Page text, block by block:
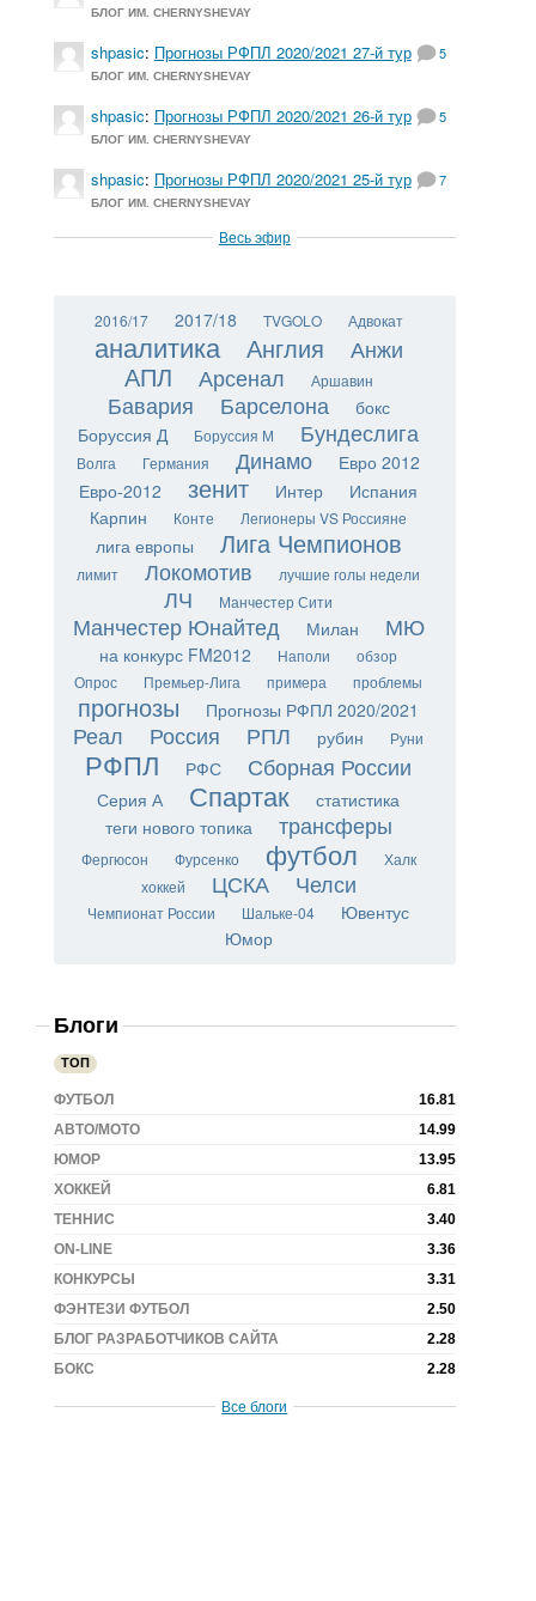
БЛОГ ИМ. CHERNYSHEVAY
shpasic: Прогнозы РФПЛ 2020/2021 27-й тур 5
БЛОГ ИМ. CHERNYSHEVAY
shpasic: Прогнозы РФПЛ 2020/2021 26-й тур 5
БЛОГ ИМ. CHERNYSHEVAY
shpasic: Прогнозы РФПЛ 2020/2021 25-й тур 7
БЛОГ ИМ. CHERNYSHEVAY
Весь эфир
2016/17 2017/18 TVGOLO Адвокат
аналитика Англия Анжи
АПЛ Арсенал Аршавин
Бавария Барселона
бокс
Боруссия Д
Боруссия М Бундеслига
Волга Германия Динамо
Евро 2012
Евро-2012
зенит Интер
Испания
Карпин
Конте Легионеры VS Россияне
лига европы Лига Чемпионов
лимит Локомотив лучшие голы недели
ЛЧ Манчестер Сити
Манчестер Юнайтед Милан МЮ
на конкурс FM2012 Наполи
обзор
Опрос
Премьер-Лига примера проблемы
прогнозы Прогнозы РФПЛ 2020/2021
Реал Россия РПЛ рубин Руни
РФПЛ РФС Сборная России
Серия А Спартак
статистика
теги нового топика
трансферы
Фергюсон Фурсенко футбол
Халк
хоккей
ЦСКА Челси
Чемпионат России Шальке-04
Ювентус
Юмор
Блоги
ТОП
16.81
ФУТБОЛ
14.99
АВТО/МОТО
13.95
ЮМОР
6.81
ХОККЕЙ
3.40
ТЕННИС
3.36
ON-LINE
3.31
КОНКУРСЫ
2.50
ФЭНТЕЗИ ФУТБОЛ
2.28
БЛОГ РАЗРАБОТЧИКОВ САЙТА
2.28
БОКС
Все блоги